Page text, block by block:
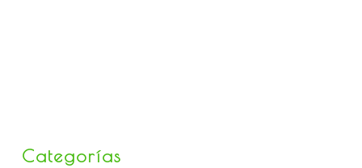
Categorías